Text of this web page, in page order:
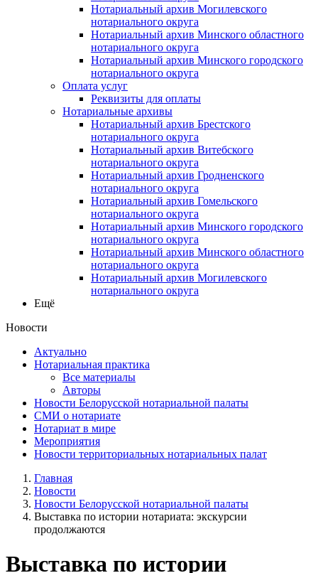
Нотариальный архив Могилевского
нотариального округа
Нотариальный архив Минского областного
нотариального округа
Нотариальный архив Минского городского
нотариального округа
Оплата услуг
Реквизиты для оплаты
Нотариальные архивы
Нотариальный архив Брестского
нотариального округа
Нотариальный архив Витебского
нотариального округа
Нотариальный архив Гродненского
нотариального округа
Нотариальный архив Гомельского
нотариального округа
Нотариальный архив Минского городского
нотариального округа
Нотариальный архив Минского областного
нотариального округа
Нотариальный архив Могилевского
нотариального округа
Ещё
Новости
Актуально
Нотариальная практика
Все материалы
Авторы
Новости Белорусской нотариальной палаты
СМИ о нотариате
Нотариат в мире
Мероприятия
Новости территориальных нотариальных палат
Главная
Новости
Новости Белорусской нотариальной палаты
Выставка по истории нотариата: экскурсии
продолжаются
Выставка по истории